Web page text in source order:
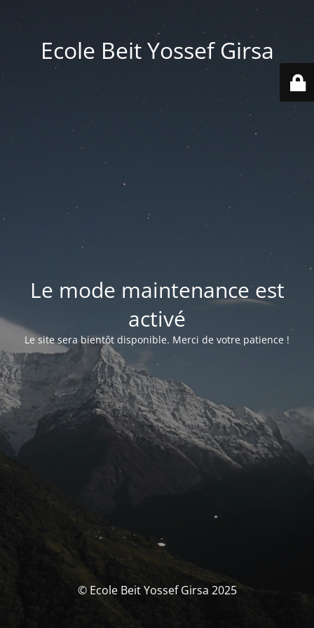
Ecole Beit Yossef Girsa
Le mode maintenance est
activé
Le site sera bientôt disponible. Merci de votre patience !
© Ecole Beit Yossef Girsa 2025